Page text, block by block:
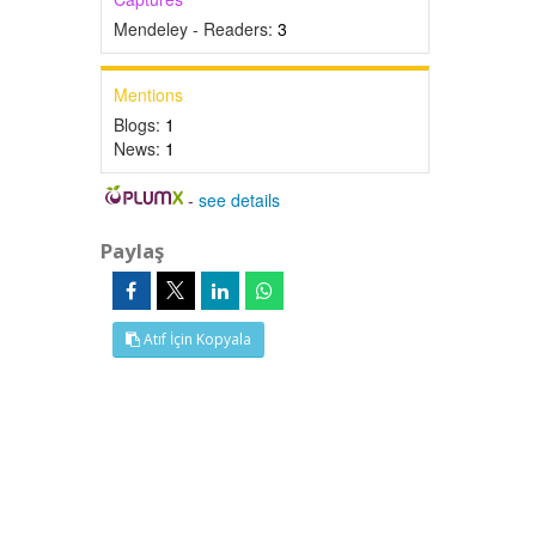
Mendeley - Readers: 3
Mentions
Blogs: 1
News: 1
-see details
Paylaş
Atıf İçin Kopyala